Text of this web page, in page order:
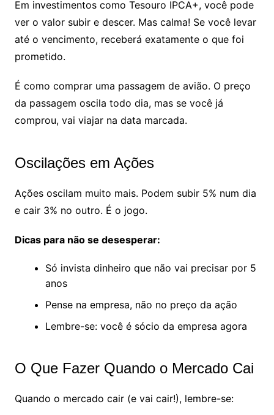
Em investimentos como Tesouro IPCA+, você pode
ver o valor subir e descer. Mas calma! Se você levar
até o vencimento, receberá exatamente o que foi
prometido.
É como comprar uma passagem de avião. O preço
da passagem oscila todo dia, mas se você já
comprou, vai viajar na data marcada.
Oscilações em Ações
Ações oscilam muito mais. Podem subir 5% num dia
e cair 3% no outro. É o jogo.
Dicas para não se desesperar:
Só invista dinheiro que não vai precisar por 5
anos
Pense na empresa, não no preço da ação
Lembre-se: você é sócio da empresa agora
O Que Fazer Quando o Mercado Cai
Quando o mercado cair (e vai cair!), lembre-se: